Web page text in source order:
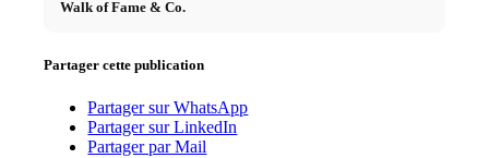
Walk of Fame & Co.
Partager cette publication
Partager sur WhatsApp
Partager sur LinkedIn
Partager par Mail